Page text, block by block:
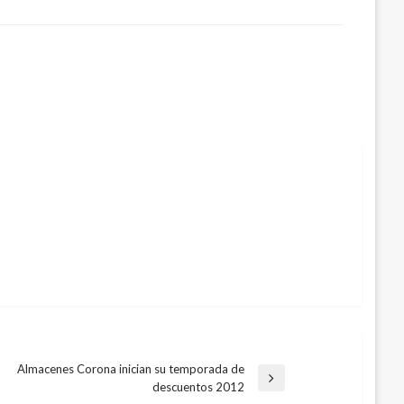
Almacenes Corona inician su temporada de
descuentos 2012